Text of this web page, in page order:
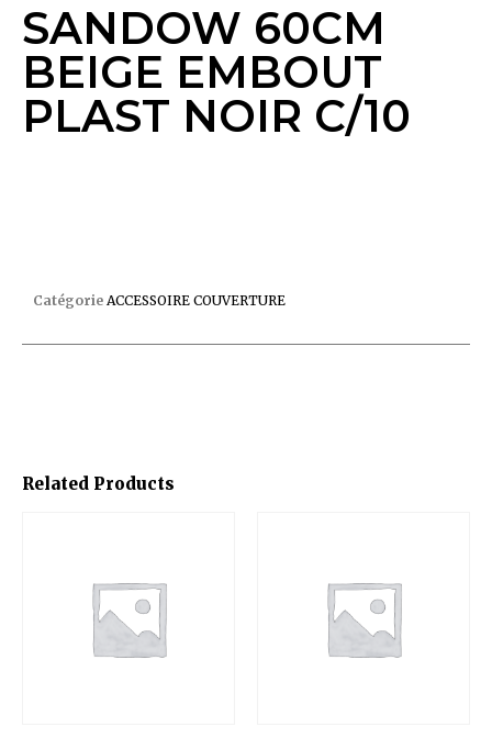
SANDOW 60CM
BEIGE EMBOUT
PLAST NOIR C/10
Related Products
Catégorie ACCESSOIRE COUVERTURE